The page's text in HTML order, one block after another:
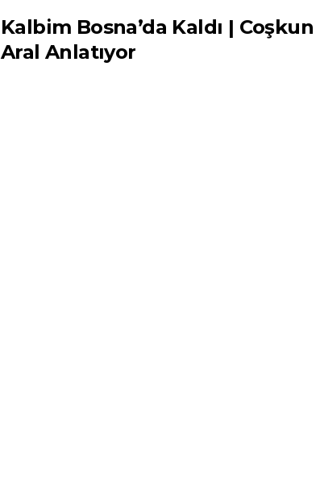
Kalbim Bosna’da Kaldı | Coşkun
Aral Anlatıyor